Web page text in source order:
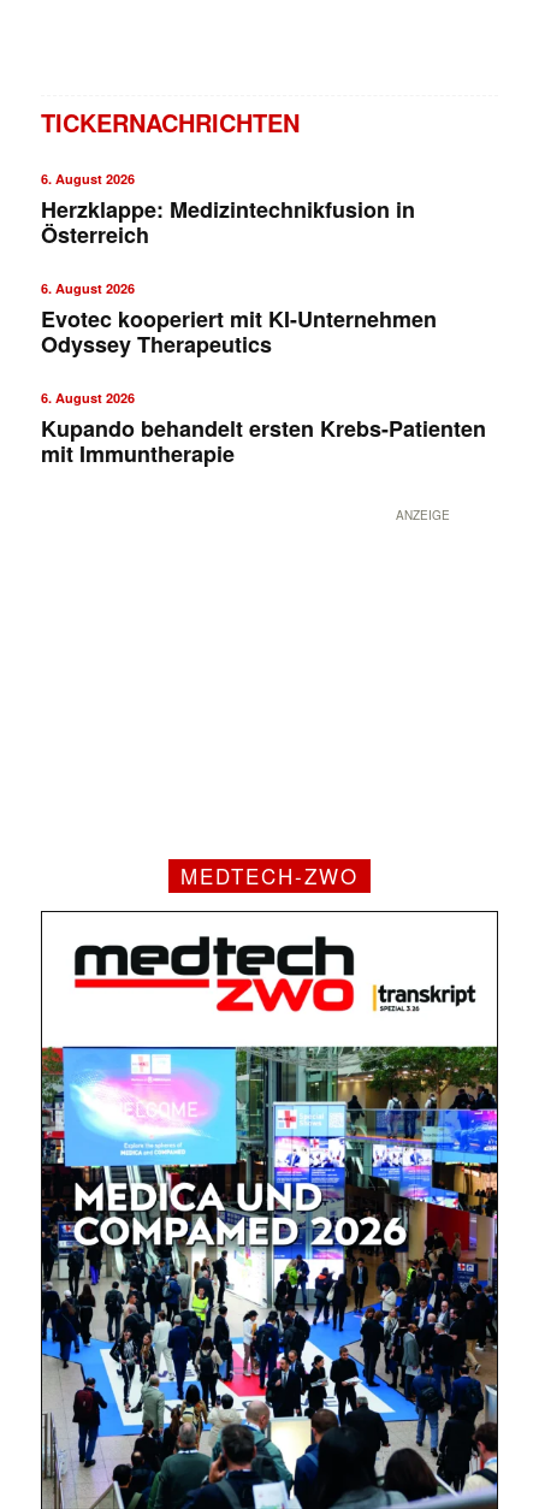
TICKERNACHRICHTEN
6. August 2026
Herzklappe: Medizintechnikfusion in
Österreich
6. August 2026
Evotec kooperiert mit KI-Unternehmen
Odyssey Therapeutics
6. August 2026
Kupando behandelt ersten Krebs-Patienten
mit Immuntherapie
ANZEIGE
MEDTECH-ZWO